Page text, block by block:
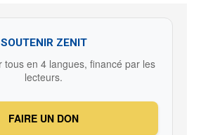
SOUTENIR ZENIT
tous en 4 langues, financé par les
lecteurs.
FAIRE UN DON